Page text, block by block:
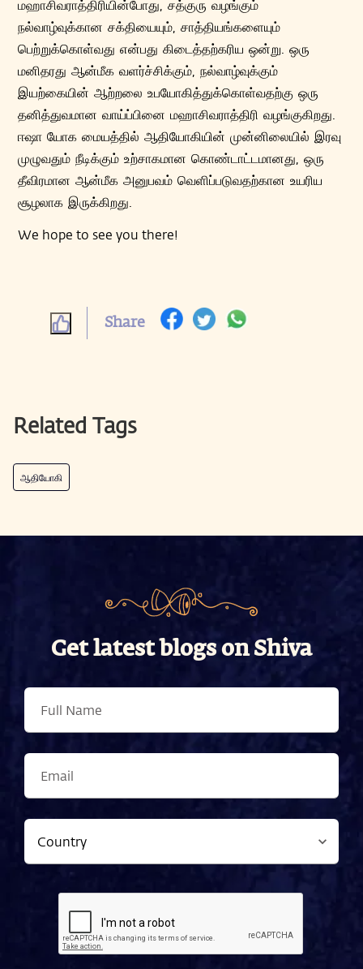
மஹாசிவராத்திரியின்போது, சத்குரு வழங்கும்
நல்வாழ்வுக்கான சக்தியையும், சாத்தியங்களையும்
பெற்றுக்கொள்வது என்பது கிடைத்தற்கரிய ஒன்று. ஒரு
மனிதரது ஆன்மீக வளர்ச்சிக்கும், நல்வாழ்வுக்கும்
இயற்கையின் ஆற்றலை உபயோகித்துக்கொள்வதற்கு ஒரு
தனித்துவமான வாய்ப்பினை மஹாசிவராத்திரி வழங்குகிறது.
ஈஷா யோக மையத்தில் ஆதியோகியின் முன்னிலையில் இரவு
முழுவதும் நீடிக்கும் உற்சாகமான கொண்டாட்டமானது, ஒரு
தீவிரமான ஆன்மீக அனுபவம் வெளிப்படுவதற்கான உயரிய
சூழலாக இருக்கிறது.
We hope to see you there!
Share
Related Tags
ஆதியோகி
Get latest blogs on Shiva